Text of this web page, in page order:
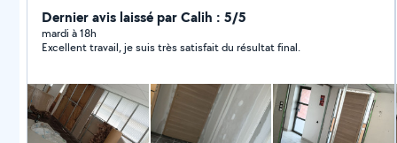
Dernier avis laissé par Calih : 5/5
mardi à 18h
Excellent travail, je suis très satisfait du résultat final.